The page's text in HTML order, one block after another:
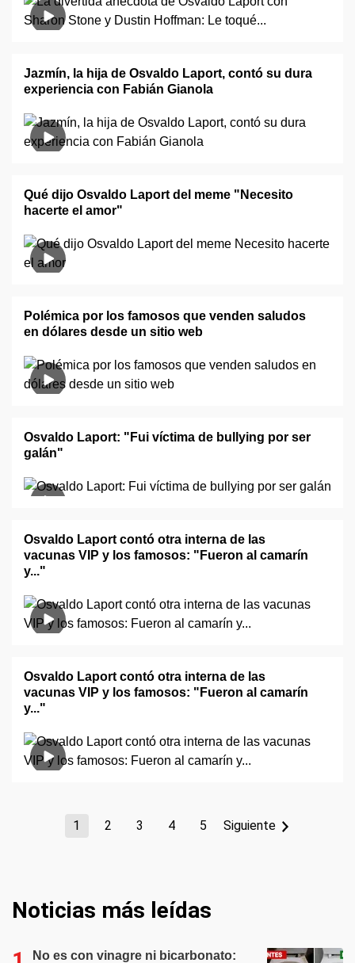
Jazmín, la hija de Osvaldo Laport, contó su dura
experiencia con Fabián Gianola
Qué dijo Osvaldo Laport del meme "Necesito
hacerte el amor"
Polémica por los famosos que venden saludos
en dólares desde un sitio web
Osvaldo Laport: "Fui víctima de bullying por ser
galán"
Osvaldo Laport contó otra interna de las
vacunas VIP y los famosos: "Fueron al camarín
y..."
Osvaldo Laport contó otra interna de las
vacunas VIP y los famosos: "Fueron al camarín
y..."
1 2 3 4 5 Siguiente
Noticias más leídas
No es con vinagre ni bicarbonato: